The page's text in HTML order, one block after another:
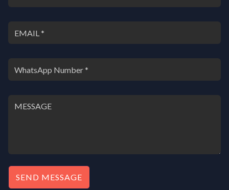
SEND MESSAGE